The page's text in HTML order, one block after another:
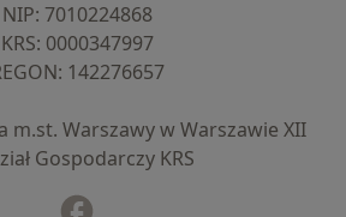
NIP: ⁠7010224868
KRS: ⁠0000347997
⁠142276657
m.st. Warszawy w Warszawie XII
Gospodarczy KRS